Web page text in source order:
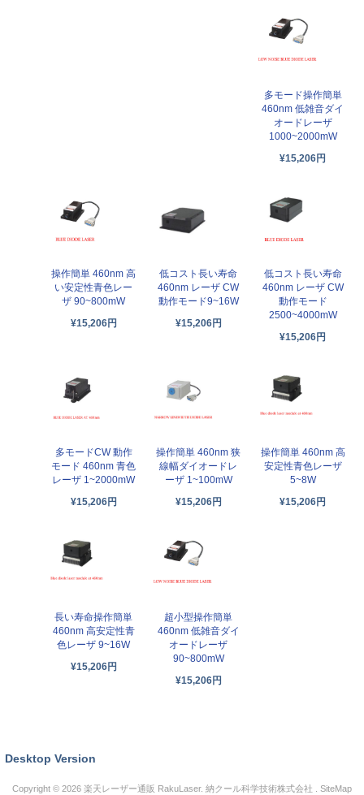
多モード操作簡単
460nm 低雑音ダイ
オードレーザ
1000~2000mW
¥15,206円
操作簡単 460nm 高
い安定性青色レー
ザ 90~800mW
¥15,206円
低コスト長い寿命
460nm レーザ CW
動作モード9~16W
¥15,206円
低コスト長い寿命
460nm レーザ CW
動作モード
2500~4000mW
¥15,206円
多モードCW 動作
モード 460nm 青色
レーザ 1~2000mW
¥15,206円
操作簡単 460nm 狭
線幅ダイオードレ
ーザ 1~100mW
¥15,206円
操作簡単 460nm 高
安定性青色レーザ
5~8W
¥15,206円
長い寿命操作簡単
460nm 高安定性青
色レーザ 9~16W
¥15,206円
超小型操作簡単
460nm 低雑音ダイ
オードレーザ
90~800mW
¥15,206円
Desktop Version
Copyright © 2026 楽天レーザー通販 RakuLaser. 納クール科学技術株式会社 . SiteMap